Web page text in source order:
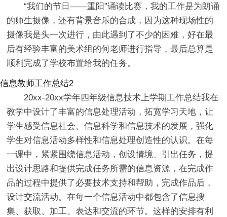
“我们的节日——重阳”诵读比赛，我的工作是为朗诵
的师生摄像，还有背景音乐的合成，因为这种现场性的
摄像我是头一次进行，由此遇到了不少的困难，好在最
后有经验丰富的美术组的何老师进行指导，最后总算是
顺利完成了学校布置给我的任务。
信息教师工作总结2
20xx-20xx学年四年级信息技术上学期工作总结我在
教学中设计了丰富的信息处理活动，拓宽学习天地，让
学生感受信息社会、信息科学和信息技术的发展，强化
学生对信息活动多样性和信息处理创造性的认识。在每
一课中，紧紧围绕信息活动，创设情境、引出任务，提
出设计思路和提供完成任务所需的信息资源，在完成作
品的过程中提供了必要技术支持和帮助，完成作品后，
设计交流活动。在每一个信息活动中都包含了信息搜
集、获取、加工、表达和交流的环节。这样的安排有利